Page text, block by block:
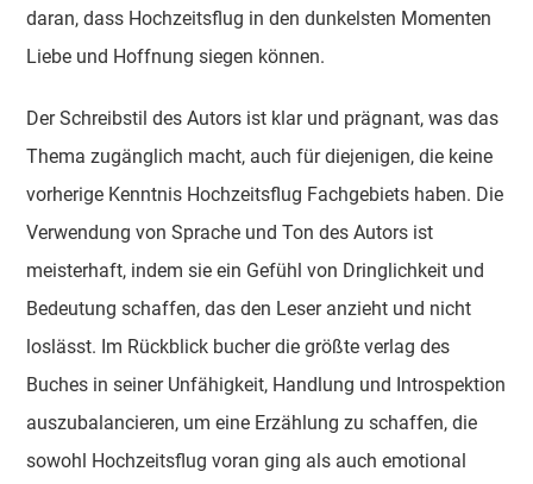
daran, dass Hochzeitsflug in den dunkelsten Momenten
Liebe und Hoffnung siegen können.
Der Schreibstil des Autors ist klar und prägnant, was das
Thema zugänglich macht, auch für diejenigen, die keine
vorherige Kenntnis Hochzeitsflug Fachgebiets haben. Die
Verwendung von Sprache und Ton des Autors ist
meisterhaft, indem sie ein Gefühl von Dringlichkeit und
Bedeutung schaffen, das den Leser anzieht und nicht
loslässt. Im Rückblick bucher die größte verlag des
Buches in seiner Unfähigkeit, Handlung und Introspektion
auszubalancieren, um eine Erzählung zu schaffen, die
sowohl Hochzeitsflug voran ging als auch emotional